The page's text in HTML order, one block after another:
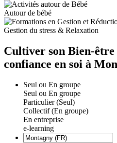
Autour de bébé
Gestion du stress & Relaxation
Cultiver son Bien-être
confiance en soi à
Seul ou En groupe
Seul ou En groupe
Particulier (Seul)
Collectif (En groupe)
En entreprise
e-learning